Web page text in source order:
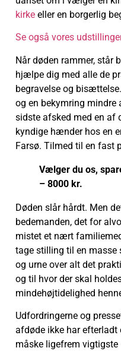
kirke eller en borgerlig
Se også vores
Når døden rammer, står
hjælpe dig med alle de
begravelse og
og en bekymring mindre
sidste afsked med en af
kyndige hænder hos en
Farsø. Tilmed til en fast
Vælger du os,
– 8000 kr.
Døden slår hårdt. Men
bedemanden, det for
mistet et nært
tage stilling til en
og urne over alt det
og til hvor der skal
mindehøjtidelighed
Udfordringerne og
afdøde ikke har efterladt
måske ligefrem